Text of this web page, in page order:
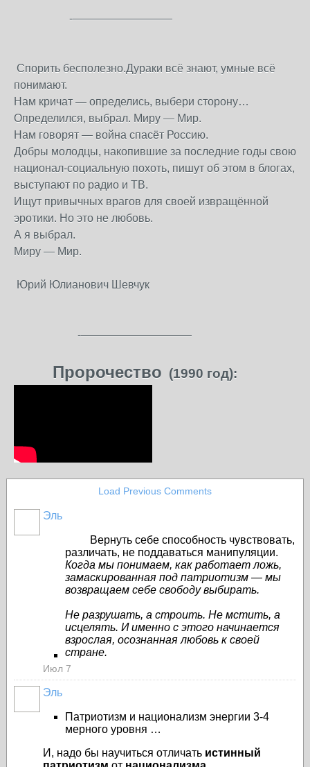
-—————————
Спорить бесполезно.Дураки всё знают, умные всё
понимают.
Нам кричат — определись, выбери сторону…
Определился, выбрал. Миру — Мир.
Нам говорят — война спасёт Россию.
Добры молодцы, накопившие за последние годы свою
национал-социальную похоть, пишут об этом в блогах,
выступают по радио и ТВ.
Ищут привычных врагов для своей извращённой
эротики. Но это не любовь.
А я выбрал.
Миру — Мир.
Юрий Юлианович Шевчук
-——————————
Пророчество (1990 год):
Load Previous Comments
Эль
Вернуть себе способность чувствовать,
различать, не поддаваться манипуляции.
Когда мы понимаем, как работает ложь,
замаскированная под патриотизм — мы
возвращаем себе свободу выбирать.
Не разрушать, а строить. Не мстить, а
исцелять. И именно с этого начинается
взрослая, осознанная любовь к своей
стране.
Июл 7
Эль
Патриотизм и национализм энергии 3-4
мерного уровня …
И, надо бы научиться отличать истинный